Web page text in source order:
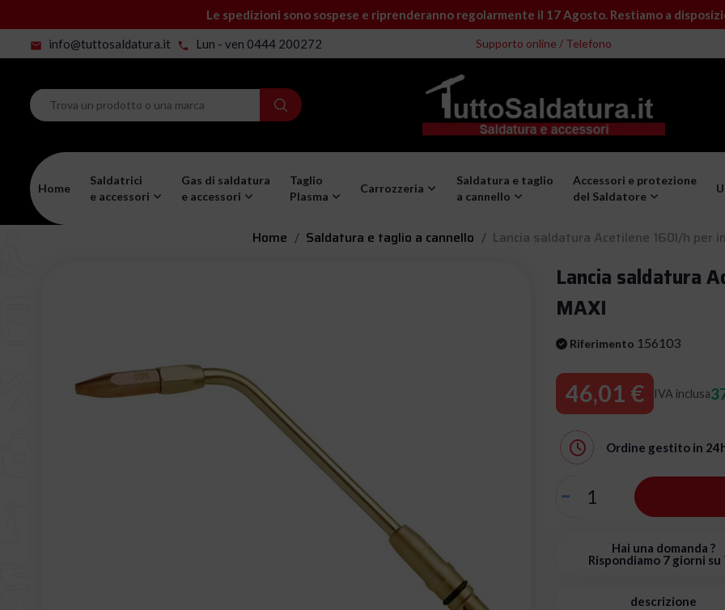
Le spedizioni sono sospese e riprenderanno regolarmente il 17 Agosto. Restiamo a
mail info@tuttosaldatura.it phone Lun - ven 0444 200272 Supporto online / Telefono
Home
Saldatrici
e accessori
Gas di saldatura
e accessori
Taglio
Plasma
Carrozzeria
Saldatura e taglio
a cannello
Accessori e protezione
del Saldatore
Home Saldatura e taglio a cannello Lancia saldatura Acetilene 160l/h per
Lancia saldatura
MAXI
Riferimento 156103
46,01 € IVA inclusa
Ordine gestito in
Hai una domanda ?
Rispondiamo 7 giorni su
descrizione